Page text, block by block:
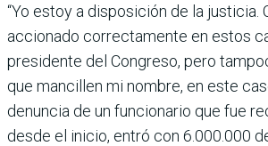
“Yo estoy a disposición de la justi­cia.
accionado correctamente en estos
presidente del Con­greso, pero
que mancillen mi nombre, en este
denuncia de un funcionario que fue
desde el inicio, entró con 6.000.000